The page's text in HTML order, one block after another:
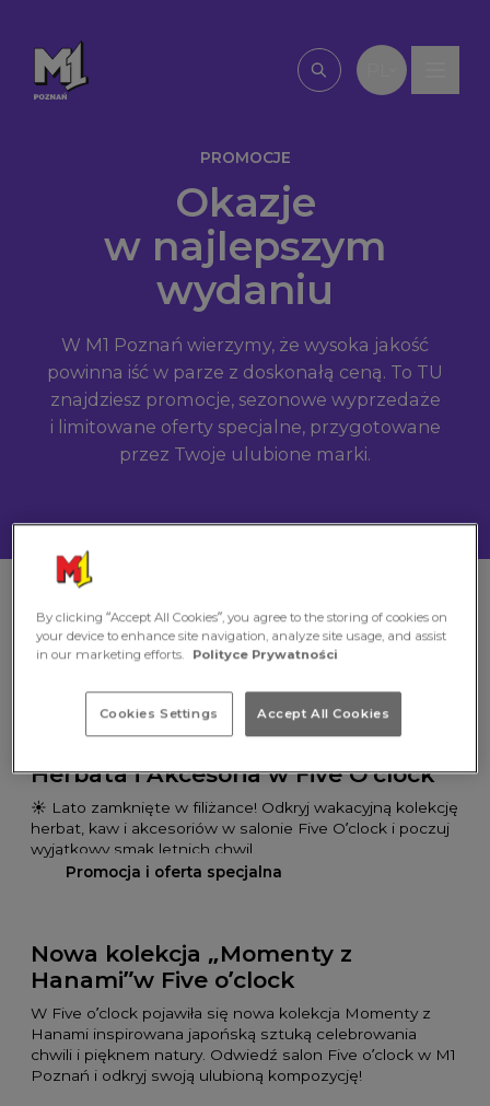
Wpisz, czego
PROMOCJE
Okazje
w najlepszym
wydaniu
W M1 Poznań wierzymy, że wysoka jakość
powinna iść w parze z doskonałą ceną. To TU
znajdziesz promocje, sezonowe wyprzedaże
i limitowane oferty specjalne, przygotowane
przez Twoje ulubione marki.
Promocja i oferta specjalna
Oferta dostępna – 01.07.2026 – 01.09.2026
Herbata i Akcesoria w Five O’clock
☀️ Lato zamknięte w filiżance! Odkryj wakacyjną kolekcję
herbat, kaw i akcesoriów w salonie Five O’clock i poczuj
wyjątkowy smak letnich chwil.
Promocja i oferta specjalna
Nowa kolekcja „Momenty z
Hanami”w Five o’clock
W Five o’clock pojawiła się nowa kolekcja Momenty z
Hanami inspirowana japońską sztuką celebrowania
chwili i pięknem natury. Odwiedź salon Five o’clock w M1
Poznań i odkryj swoją ulubioną kompozycję!
By clicking “Accept All Cookies”, you agree to the storing of cookies on
your device to enhance site navigation, analyze site usage, and assist
in our marketing efforts.
Polityce Prywatności
Cookies Settings Accept All Cookies